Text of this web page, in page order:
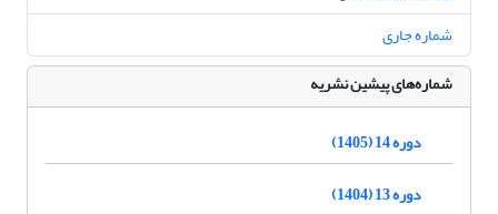
شماره جاری
شماره‌های پیشین نشریه
دوره 14 (1405)
دوره 13 (1404)